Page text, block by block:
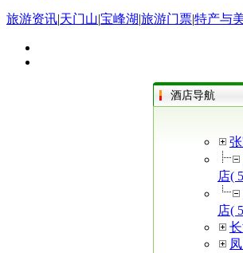
旅游资讯|天门山|宝峰湖|旅游门票|特产与
酒店导航
店(
店(